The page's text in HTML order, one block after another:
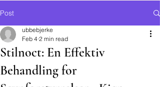
Post
Stilnoct: En Effektiv
Behandling for
ubbebjerke
Feb 4 2 min read